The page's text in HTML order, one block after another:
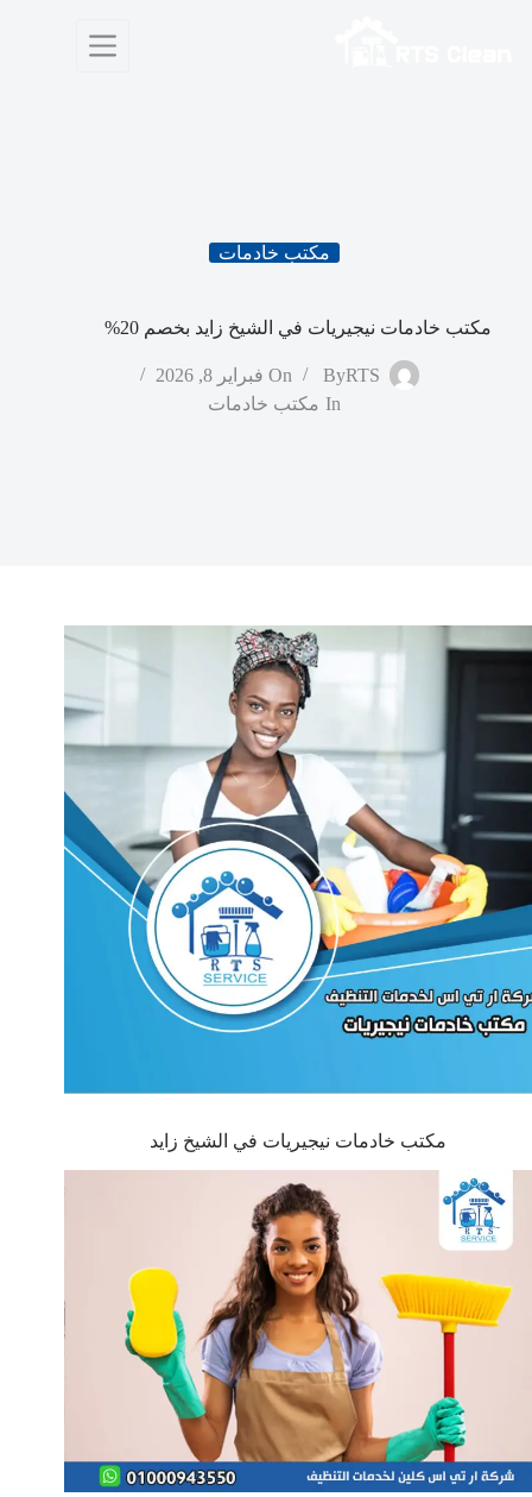
مكتب خادمات
مكتب خادمات نيجيريات في الشيخ زايد بخصم 20%
ByRTS
On فبراير 8, 2026
In مكتب خادمات
مكتب خادمات نيجيريات في الشيخ زايد